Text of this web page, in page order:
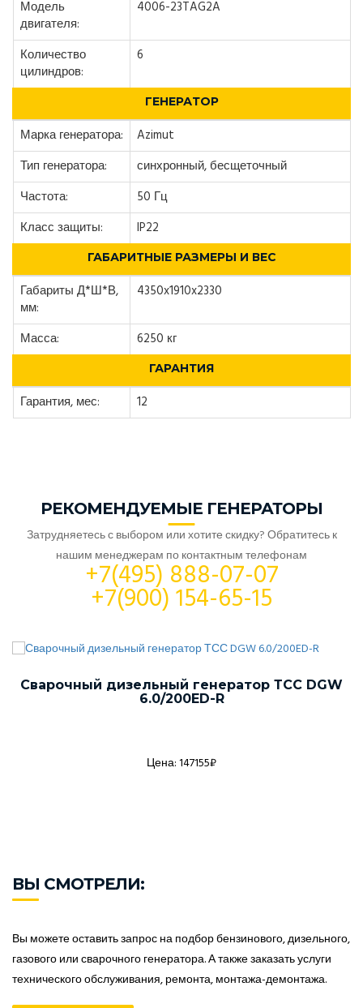
Модель
двигателя:
4006-23TAG2A
Количество
цилиндров:
6
ГЕНЕРАТОР
Марка генератора:
Azimut
Тип генератора:
синхронный, бесщеточный
Частота:
50 Гц
Класс защиты:
IP22
ГАБАРИТНЫЕ РАЗМЕРЫ И ВЕС
Габариты Д*Ш*В,
мм:
4350x1910x2330
Масса: 6250 кг
ГАРАНТИЯ
Гарантия, мес: 12
РЕКОМЕНДУЕМЫЕ ГЕНЕРАТОРЫ
Затрудняетесь с выбором или хотите скидку? Обратитесь к
нашим менеджерам по контактным телефонам
+7(495) 888-07-07
+7(900) 154-65-15
Сварочный дизельный генератор ТСС DGW
6.0/200ED-R
Цена: 147155₽
ВЫ СМОТРЕЛИ:
Вы можете оставить запрос на подбор бензинового, дизельного,
газового или сварочного генератора. А также заказать услуги
технического обслуживания, ремонта, монтажа-демонтажа.